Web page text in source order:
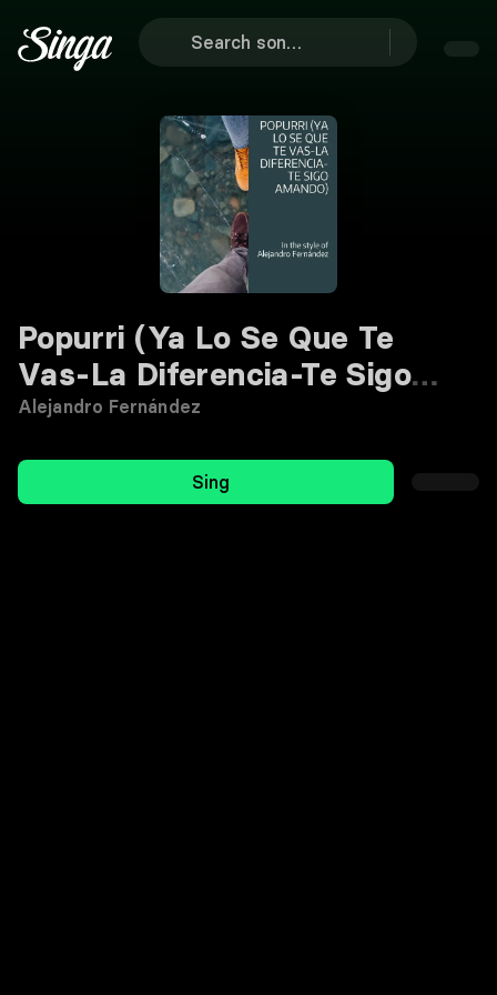
Popurri (Ya Lo Se Que Te
Vas-La Diferencia-Te Sigo
Amando)Karaoke
Alejandro Fernández
Sing